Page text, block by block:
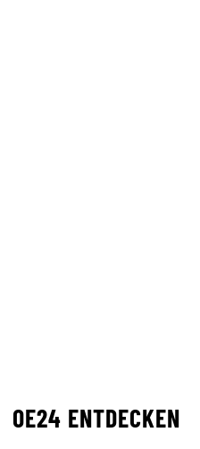
OE24 ENTDECKEN